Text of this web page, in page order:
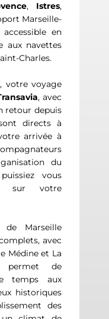
, Istres,
Marseille-
en
aux navettes
Charles.
votre voyage
, avec
retour depuis
directs à
arrivée à
du
vous
sur votre
Marseille
avec
Médine et La
permet de
temps aux
historiques
des